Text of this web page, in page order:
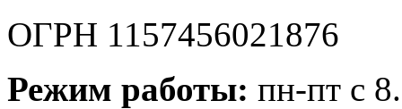
ОГРН 1157456021876
Режим работы: пн-пт с